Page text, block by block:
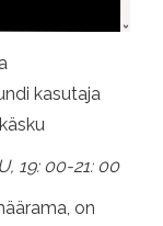
kasutaja
19: 00-21: 00
on